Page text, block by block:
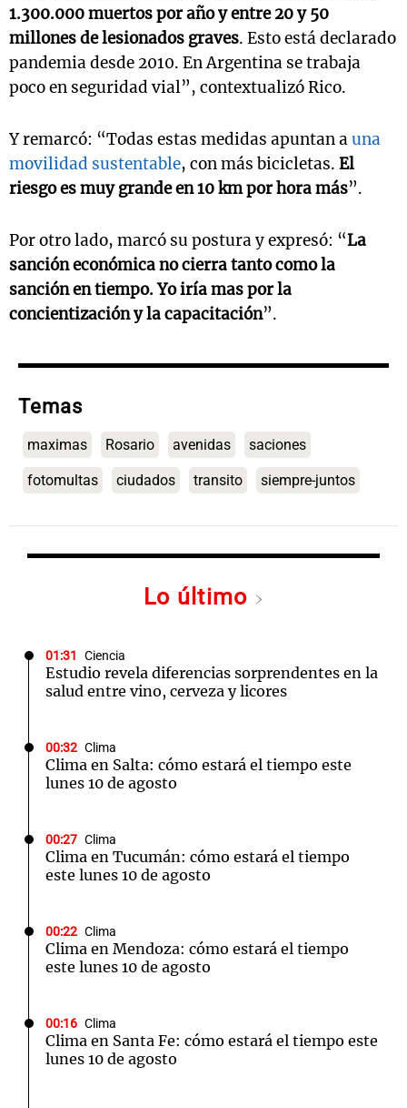
1.300.000 muertos por año y entre 20 y 50
millones de lesionados graves. Esto está declarado
pandemia desde 2010. En Argentina se trabaja
poco en seguridad vial”, contextualizó Rico.
Y remarcó: “Todas estas medidas apuntan auna
movilidad sustentable, con más bicicletas. El
riesgo es muy grande en 10 km por hora más”.
Por otro lado, marcó su postura y expresó: “La
sanción económica no cierra tanto como la
sanción en tiempo. Yo iría mas por la
concientización y la capacitación”.
Temas
maximas Rosario avenidas saciones
fotomultas ciudados transito siempre-juntos
Lo último
01:31 Ciencia
Estudio revela diferencias sorprendentes en la
salud entre vino, cerveza y licores
00:32 Clima
Clima en Salta: cómo estará el tiempo este
lunes 10 de agosto
00:27 Clima
Clima en Tucumán: cómo estará el tiempo
este lunes 10 de agosto
00:22 Clima
Clima en Mendoza: cómo estará el tiempo
este lunes 10 de agosto
00:16 Clima
Clima en Santa Fe: cómo estará el tiempo este
lunes 10 de agosto